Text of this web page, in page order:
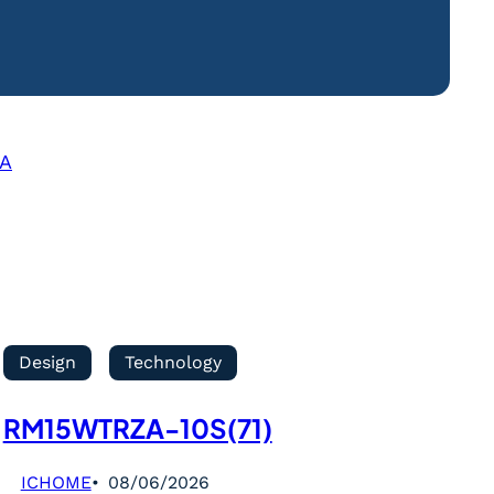
Design Technology
RM15WTRZA-10S(71)
ICHOME 08/06/2026